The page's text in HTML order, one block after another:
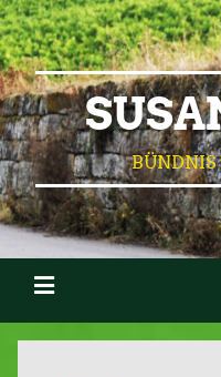
BÜNDNIS